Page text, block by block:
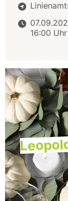
16:00 Uhr